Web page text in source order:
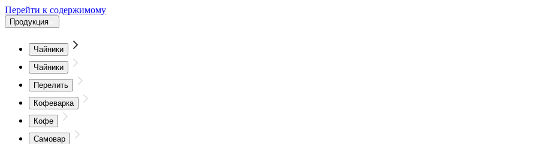
Перейти к содержимому
Продукция
Чайники
Чайники
Перелить
Кофеварка
Кофе
Самовар